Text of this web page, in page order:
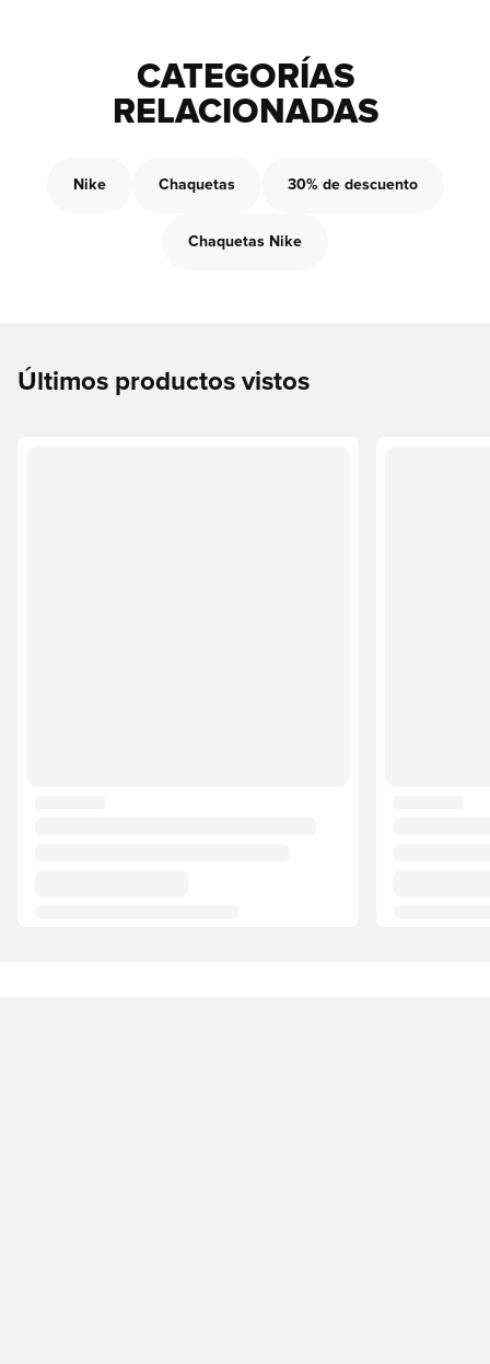
CATEGORÍAS
RELACIONADAS
Nike Chaquetas 30% de descuento
Chaquetas Nike
Últimos productos vistos